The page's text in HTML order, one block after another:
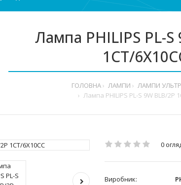
Лампа PHILIPS PL-S
1CT/
ГОЛОВНА ЛАМПИ
ЛАМПИ
Лампа PHILIPS PL-S 9W BLB/2P
0
Виробник: